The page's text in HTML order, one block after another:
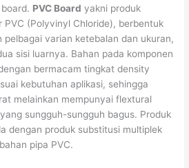
PVC Board yakni produk
PVC (Polyvinyl Chloride), berbentuk
pelbagai varian ketebalan dan ukuran,
sisi luarnya. Bahan pada komponen
bermacam tingkat density
kebutuhan aplikasi, sehingga
melainkan mempunyai flextural
sungguh-sungguh bagus. Produk
dengan produk substitusi multiplek
pipa PVC.